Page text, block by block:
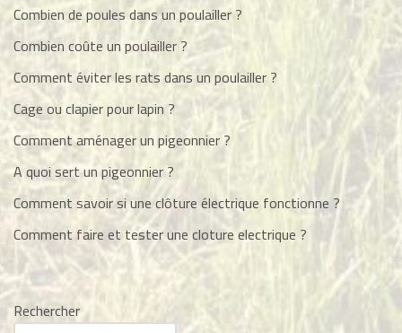
Combien de poules dans un poulailler ?
Combien coûte un poulailler ?
Comment éviter les rats dans un poulailler ?
Cage ou clapier pour lapin ?
Comment aménager un pigeonnier ?
A quoi sert un pigeonnier ?
Comment savoir si une clôture électrique fonctionne ?
Comment faire et tester une cloture electrique ?
Rechercher